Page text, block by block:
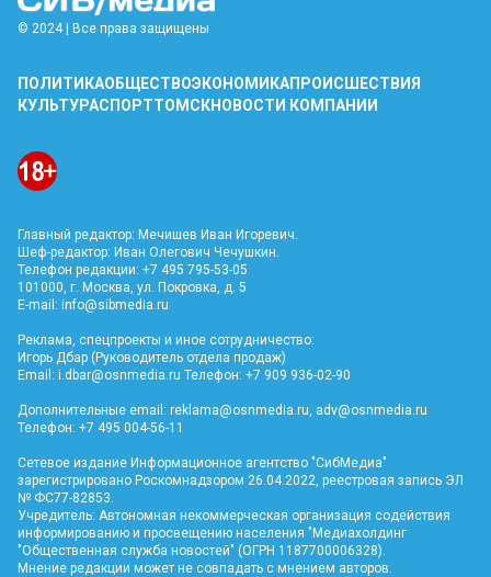
© 2024 | Все права защищены
ПОЛИТИКАОБЩЕСТВОЭКОНОМИКАПРОИСШЕСТВИЯ
КУЛЬТУРАСПОРТТОМСКНОВОСТИ КОМПАНИИ
Главный редактор: Мечишев Иван Игоревич.
Шеф-редактор: Иван Олегович Чечушкин.
Телефон редакции: +7 495 795-53-05
101000, г. Москва, ул. Покровка, д. 5
E-mail: info@sibmedia.ru
Реклама, спецпроекты и иное сотрудничество:
Игорь Дбар (Руководитель отдела продаж)
Email: i.dbar@osnmedia.ru Телефон: +7 909 936-02-90
Дополнительные email: reklama@osnmedia.ru adv@osnmedia.ru
Телефон: +7 495 004-56-11
Сетевое издание Информационное агентство "СибМедиа"
зарегистрировано Роскомнадзором 26.04.2022, реестровая запись ЭЛ
№ ФС77-82853.
Учредитель: Автономная некоммерческая организация содействия
информированию и просвещению населения "Медиахолдинг
"Общественная служба новостей" (ОГРН 1187700006328).
Мнение редакции может не совпадать с мнением авторов.